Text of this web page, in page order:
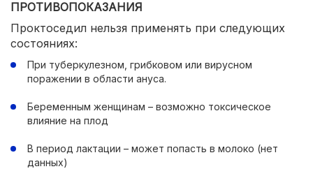
ПРОТИВОПОКАЗАНИЯ
Проктоседил нельзя применять при следующих
состояниях:
При туберкулезном, грибковом или вирусном
поражении в области ануса.
Беременным женщинам – возможно токсическое
влияние на плод
В период лактации – может попасть в молоко (нет
данных)